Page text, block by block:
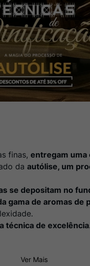
finas, entregam uma
da autólise, um
se depositam no
gama de aromas de
técnica de excelência
Ver Mais